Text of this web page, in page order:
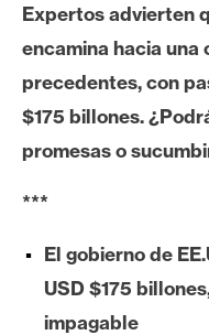
t
c
o
n
h
e
r
Expertos advierten
encamina hacia una
precedentes, con
$175 billones.
promesas o
***
El gobierno de
USD $175
impagable